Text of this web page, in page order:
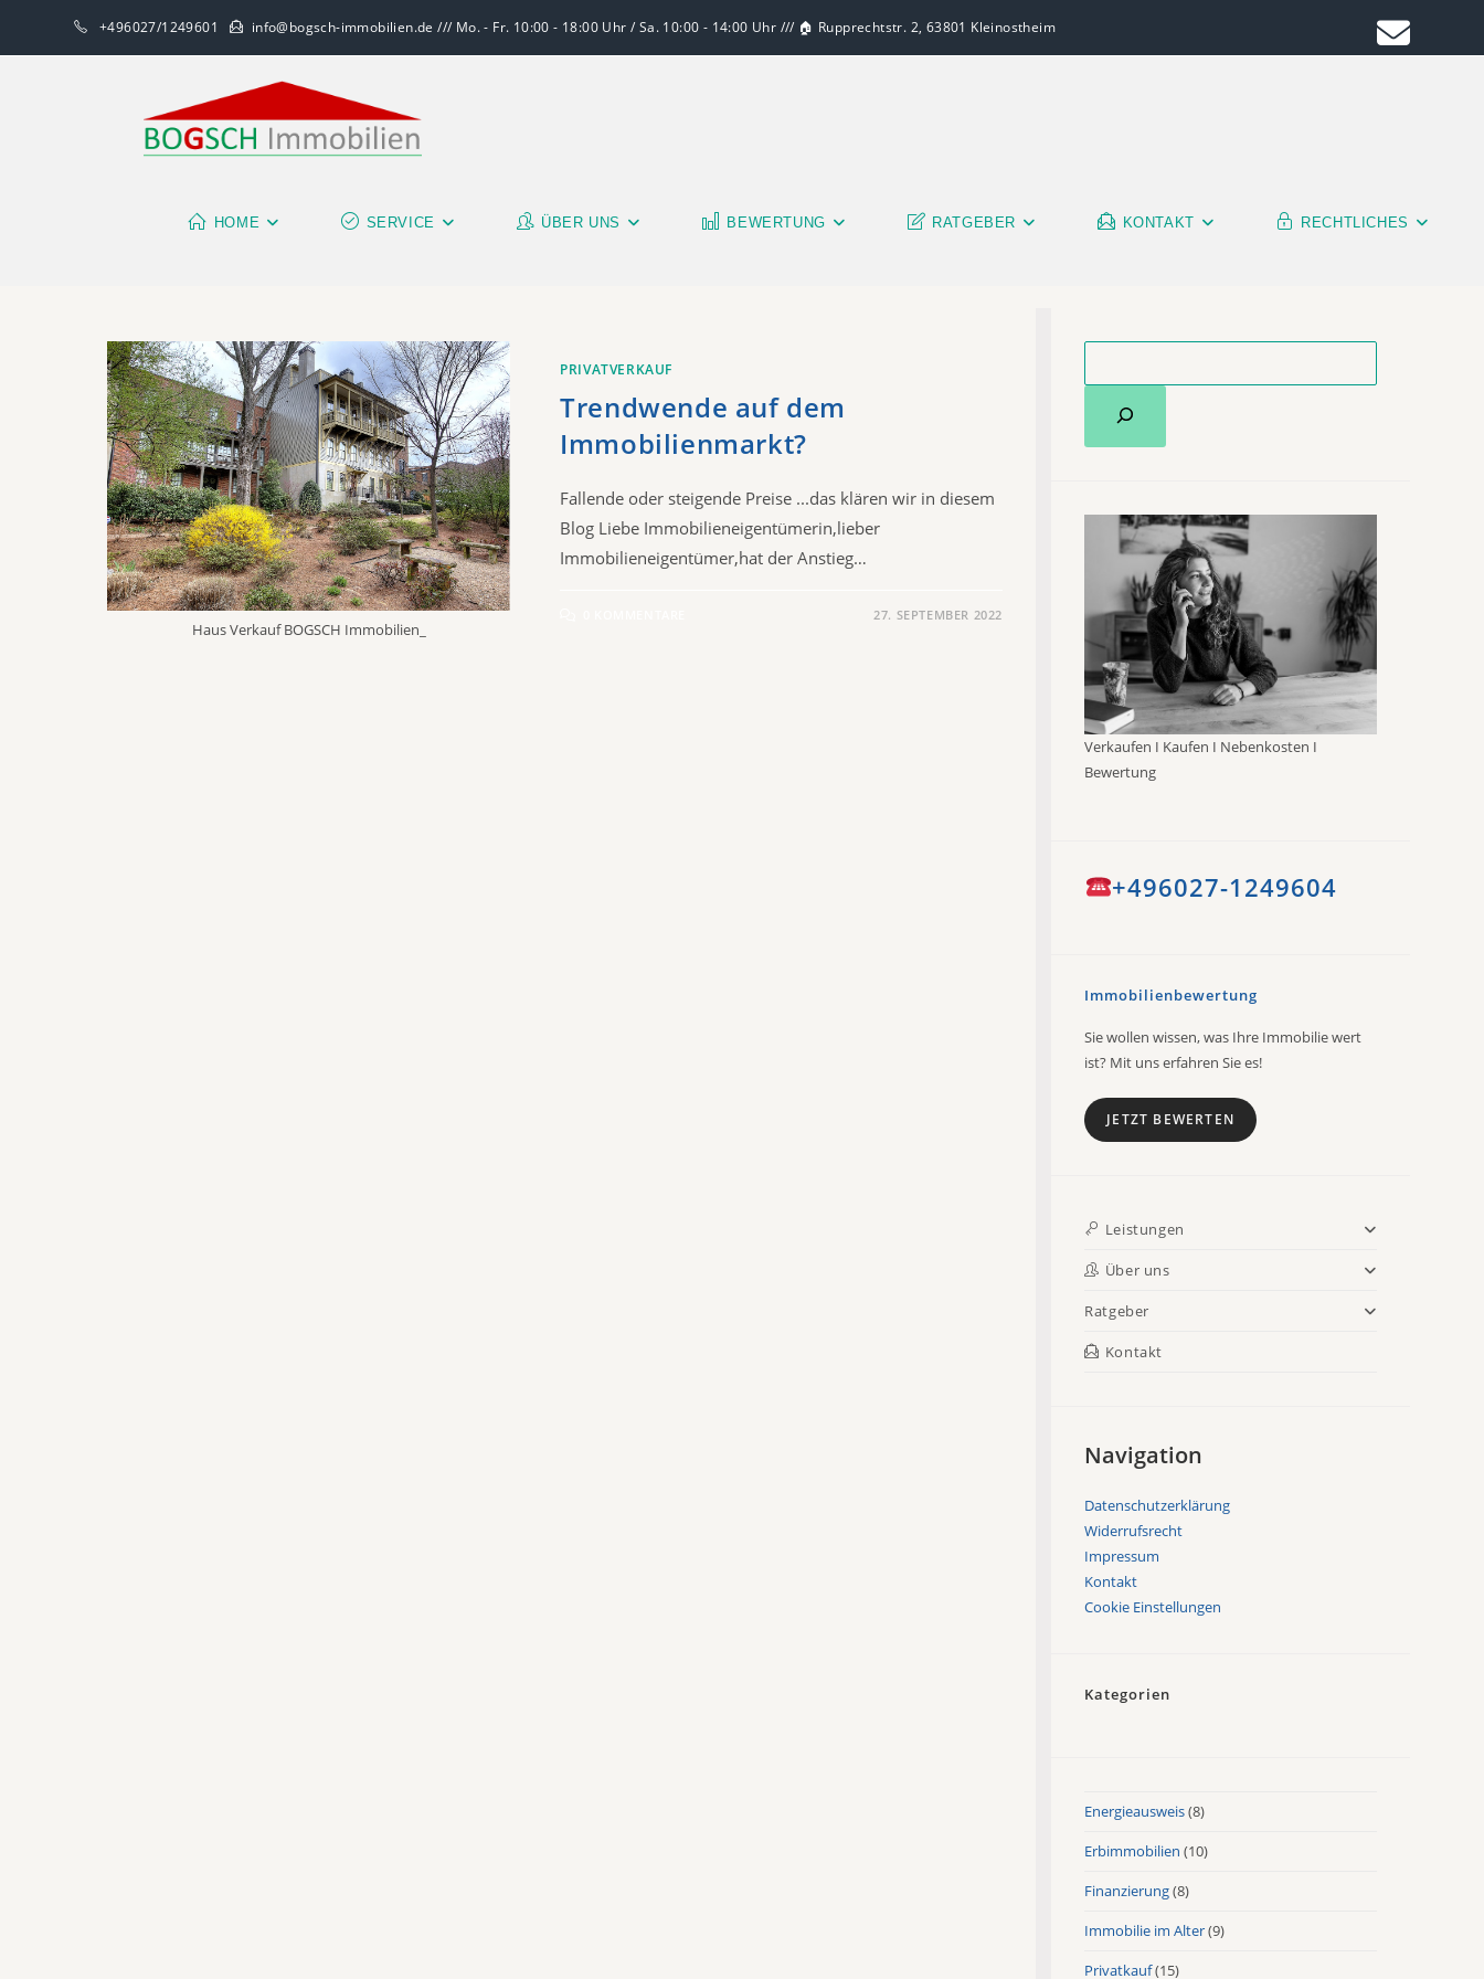
+496027/1249601 info@bogsch-immobilien.de /// Mo. - Fr. 10:00 - 18:00 Uhr / Sa. 10:00 - 14:00 Uhr /// 🏠 Rupprechtstr. 2, 63801 Kleinostheim
HOME SERVICE ÜBER UNS BEWERTUNG RATGEBER KONTAKT RECHTLICHES
Haus Verkauf BOGSCH Immobilien_
PRIVATVERKAUF
Trendwende auf dem
Immobilienmarkt?
Fallende oder steigende Preise ...das klären wir in diesem
Blog​ Liebe Immobilieneigentümerin,lieber
Immobilieneigentümer,hat der Anstieg…
27. SEPTEMBER 2022
Verkaufen I Kaufen I Nebenkosten I
Bewertung
+496027-1249604
Immobilienbewertung
Sie wollen wissen, was Ihre Immobilie wert
ist? Mit uns erfahren Sie es!
JETZT BEWERTEN
Leistungen
Über uns
Ratgeber
Kontakt
Navigation
Datenschutzerklärung
Widerrufsrecht
Impressum
Kontakt
Cookie Einstellungen
Kategorien
Energieausweis(8)
Erbimmobilien (10)
Finanzierung(8)
Immobilie im Alter(9)
Privatkauf(15)